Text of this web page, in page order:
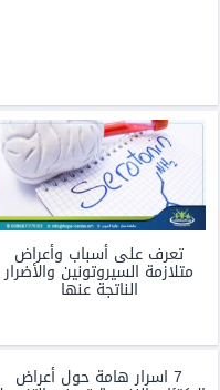
تعرف على أسباب وأعراض
متلازمة السيروتونين والأضرار
الناتجة عنها
7 اسرار هامة حول أعراض